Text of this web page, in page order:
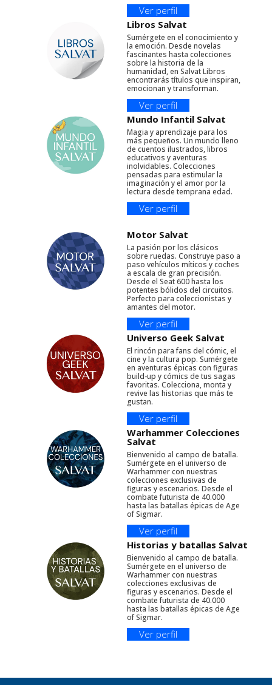
Ver perfil
Libros Salvat
Sumérgete en el conocimiento y
la emoción. Desde novelas
fascinantes hasta colecciones
sobre la historia de la
humanidad, en Salvat Libros
encontrarás títulos que inspiran,
emocionan y transforman.
Ver perfil
Mundo Infantil Salvat
Magia y aprendizaje para los
más pequeños. Un mundo lleno
de cuentos ilustrados, libros
educativos y aventuras
inolvidables. Colecciones
pensadas para estimular la
imaginación y el amor por la
lectura desde temprana edad.
Ver perfil
Motor Salvat
La pasión por los clásicos
sobre ruedas. Construye paso a
paso vehículos míticos y coches
a escala de gran precisión.
Desde el Seat 600 hasta los
potentes bólidos del circuitos.
Perfecto para coleccionistas y
amantes del motor.
Ver perfil
Universo Geek Salvat
El rincón para fans del cómic, el
cine y la cultura pop. Sumérgete
en aventuras épicas con figuras
build-up y cómics de tus sagas
favoritas. Colecciona, monta y
revive las historias que más te
gustan.
Ver perfil
Warhammer Colecciones
Salvat
Bienvenido al campo de batalla.
Sumérgete en el universo de
Warhammer con nuestras
colecciones exclusivas de
figuras y escenarios. Desde el
combate futurista de 40.000
hasta las batallas épicas de Age
of Sigmar.
Ver perfil
Historias y batallas Salvat
Bienvenido al campo de batalla.
Sumérgete en el universo de
Warhammer con nuestras
colecciones exclusivas de
figuras y escenarios. Desde el
combate futurista de 40.000
hasta las batallas épicas de Age
of Sigmar.
Ver perfil